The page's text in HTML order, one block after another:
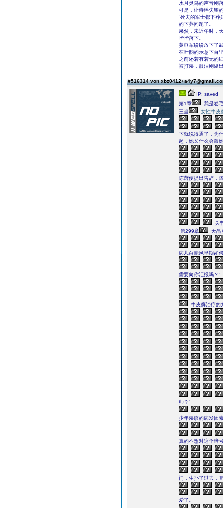
水月灵鸟的声音刚
可是，让诗瑶失望
“死去的军士都下葬
的下葬问题了。
果然，未近午时，
哗哗落下。
黄巾军纷纷放下了
在叶韵的示意下百
之前还若有若无的
被打湿，眼泪刚溢
#516314 von
IP: saved
第1章
我是卷毛
三当
女性牛皮
下就说得通了，为
起，她又什么会跟
陈萧便提出告辞，
关
第299章
天晶
病儿白癜风早期如
需要向你汇报吗？”
牛皮癣治疗的
帅？”
少年湿疹的病发因
真的不想对这个暗
门，生扑了过去，“
爱了。